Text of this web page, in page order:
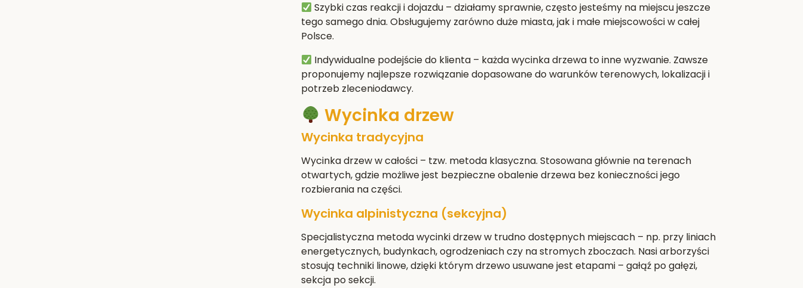
Szybki czas reakcji i dojazdu – działamy sprawnie, często jesteśmy na miejscu jeszcze
tego samego dnia. Obsługujemy zarówno duże miasta, jak i małe miejscowości w całej
Polsce.
Indywidualne podejście do klienta – każda wycinka drzewa to inne wyzwanie. Zawsze
proponujemy najlepsze rozwiązanie dopasowane do warunków terenowych, lokalizacji i
potrzeb zleceniodawcy.
Wycinka drzew
Wycinka tradycyjna
Wycinka drzew w całości – tzw. metoda klasyczna. Stosowana głównie na terenach
otwartych, gdzie możliwe jest bezpieczne obalenie drzewa bez konieczności jego
rozbierania na części.
Wycinka alpinistyczna (sekcyjna)
Specjalistyczna metoda wycinki drzew w trudno dostępnych miejscach – np. przy liniach
energetycznych, budynkach, ogrodzeniach czy na stromych zboczach. Nasi arborzyści
stosują techniki linowe, dzięki którym drzewo usuwane jest etapami – gałąź po gałęzi,
sekcja po sekcji.